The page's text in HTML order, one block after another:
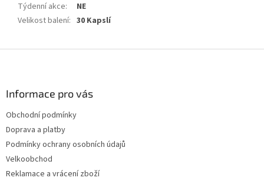
Týdenní akce:
NE
Velikost balení: 30 Kapslí
Informace pro vás
Obchodní podmínky
Doprava a platby
Podmínky ochrany osobních údajů
Velkoobchod
Reklamace a vrácení zboží